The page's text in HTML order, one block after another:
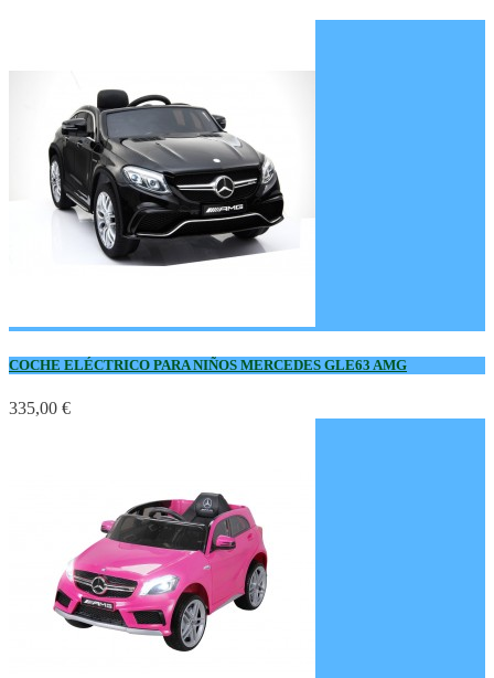
COCHE ELÉCTRICO PARA NIÑOS MERCEDES GLE63 AMG
335,00 €